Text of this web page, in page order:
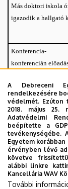
Más doktori iskola
igazodik a hallgató
Konferencia-
konferencián
BTPTR2415
egyeztetett féléves
A Debreceni
rendelkezésére
védelmét. Ezúton
2018. május 25.
Adatvédelmi
beépítette a
tevékenységébe.
Egyetem
érvényben lévő
követve
alábbi linkre
Kancellária WAV
További